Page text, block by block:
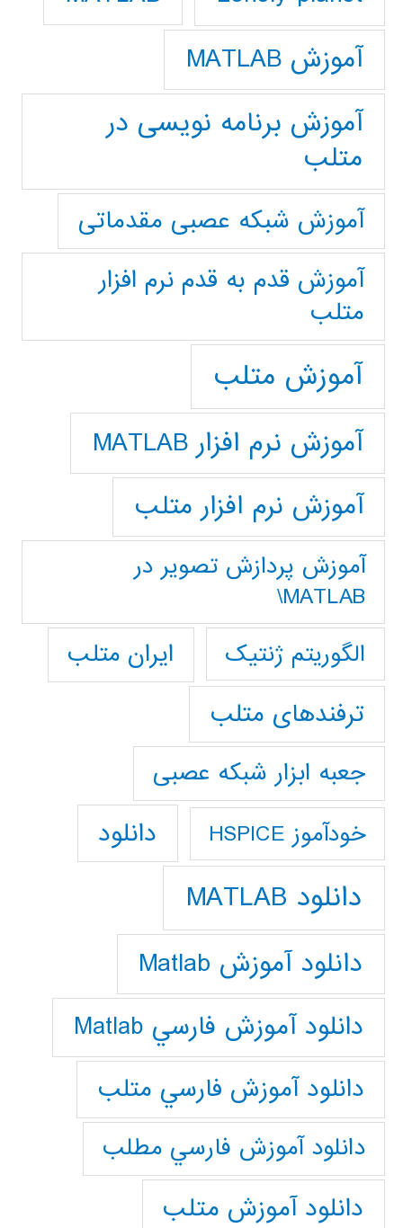
آموزش MATLAB
آموزش برنامه نویسی در
متلب
آموزش شبکه عصبی مقدماتی
آموزش قدم به قدم نرم افزار
متلب
آموزش متلب
آموزش نرم افزار MATLAB
آموزش نرم افزار متلب
آموزش پردازش تصوير در
MATLAB\
الگوریتم ژنتیک
ایران متلب
ترفندهای متلب
جعبه ابزار شبکه عصبی
خودآموز HSPICE دانلود
دانلود MATLAB
دانلود آموزش Matlab
دانلود آموزش فارسي Matlab
دانلود آموزش فارسي متلب
دانلود آموزش فارسي مطلب
دانلود آموزش متلب